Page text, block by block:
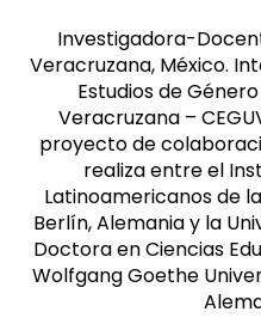
Investigadora-
Veracruzana, México.
Estudios de
Veracruzana –
proyecto de
realiza entre el
Latinoamericanos de
Berlín, Alemania y la
Doctora en Ciencias
Wolfgang Goethe